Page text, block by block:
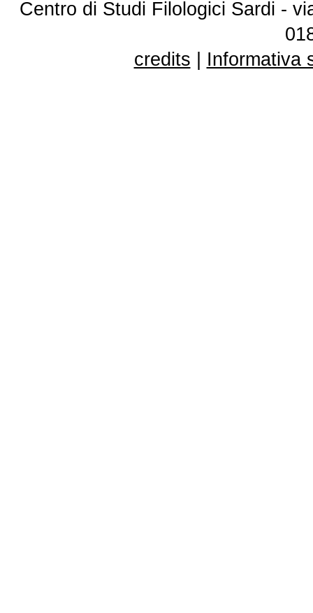
Centro di Studi Filologici Sardi -
credits
Informativa